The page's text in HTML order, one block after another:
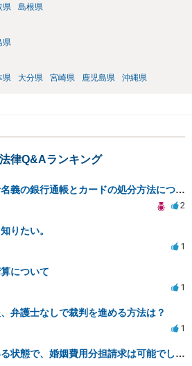
県 島根県
県
県 大分県 宮崎県 鹿児島県 沖縄県
律Q&Aランキング
離婚後の元配偶者名義の銀行通帳とカードの処分方法について
2
りたい。
1
について
1
弁護士なしで裁判を進める方法は？
1
相手が退職している状態で、婚姻費用分担請求は可能でしょうか？